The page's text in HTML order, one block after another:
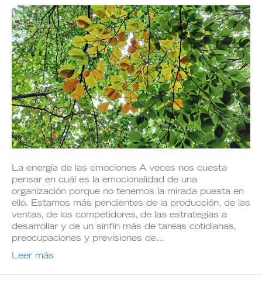
La energía de las emociones A veces nos cuesta
pensar en cuál es la emocionalidad de una
organización porque no tenemos la mirada puesta en
ello. Estamos más pendientes de la producción, de las
ventas, de los competidores, de las estrategias a
desarrollar y de un sinfín más de tareas cotidianas,
preocupaciones y previsiones de…
Leer más